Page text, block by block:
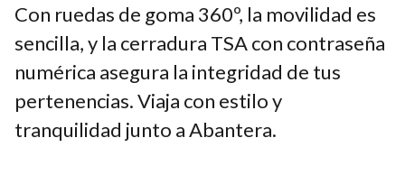
Con ruedas de goma 360º, la movilidad es
sencilla, y la cerradura TSA con contraseña
numérica asegura la integridad de tus
pertenencias. Viaja con estilo y
tranquilidad junto a Abantera.